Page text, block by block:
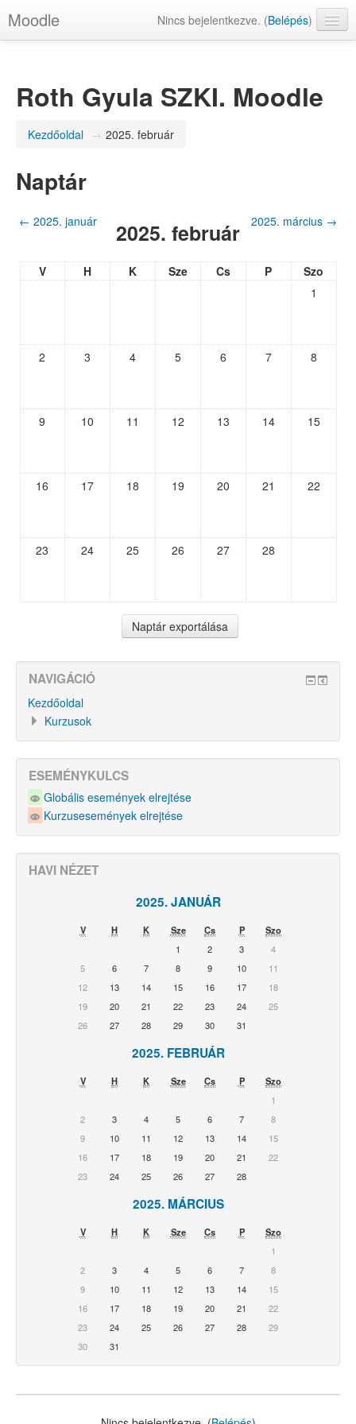
Moodle Nincs bejelentkezve. (Belépés)
Roth Gyula SZKI. Moodle
Kezdőoldal → 2025. február
Naptár
← 2025. január 2025. február 2025. március →
V H K Sze Cs P
Szo
1
2 3 4 5 6 7 8
9 10 11 12 13 14 15
16 17 18 19 20 21 22
23 24 25 26 27 28
NAVIGÁCIÓ
Kezdőoldal
Kurzusok
ESEMÉNYKULCS
Globális események elrejtése
Kurzusesemények elrejtése
HAVI NÉZET
2025. JANUÁR
V H K Sze Cs P
Szo
1
2 3
4
5
6 7 8 9 10
11
12
13 14 15 16 17
18
19
20 21 22 23 24
25
26
27 28 29 30 31
2025. FEBRUÁR
V H K Sze Cs P
Szo
1
2
3 4 5 6 7
8
9
10 11 12 13 14
15
16
17 18 19 20 21
22
23
24 25 26 27 28
2025. MÁRCIUS
V H K Sze Cs P
Szo
1
2
3 4 5 6 7
8
9
10 11 12 13 14
15
16
17 18 19 20 21
22
23
24 25 26 27 28
29
30
31